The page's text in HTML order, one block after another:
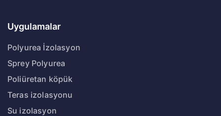
Uygulamalar
Polyurea İzolasyon
Sprey Polyurea
Poliüretan köpük
Teras izolasyonu
Su izolasyon